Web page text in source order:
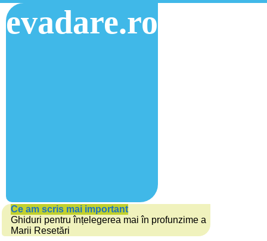
evadare.ro
Ce am scris mai important
Ghiduri pentru înțelegerea mai în profunzime a
Marii Resetări